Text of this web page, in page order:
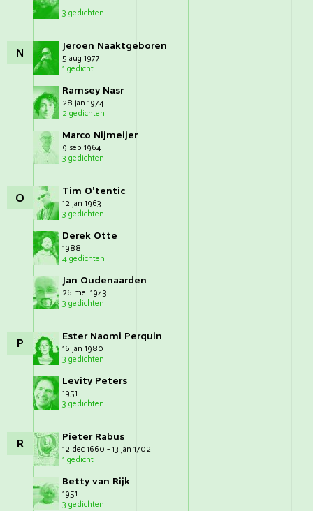
3 gedichten
N Jeroen Naaktgeboren
5 aug 1977
1 gedicht
Ramsey Nasr
28 jan 1974
2 gedichten
Marco Nijmeijer
9 sep 1964
3 gedichten
O Tim O'tentic
12 jan 1963
3 gedichten
Derek Otte
1988
4 gedichten
Jan Oudenaarden
26 mei 1943
3 gedichten
P Ester Naomi Perquin
16 jan 1980
3 gedichten
Levity Peters
1951
3 gedichten
R Pieter Rabus
12 dec 1660 - 13 jan 1702
1 gedicht
Betty van Rijk
1951
3 gedichten